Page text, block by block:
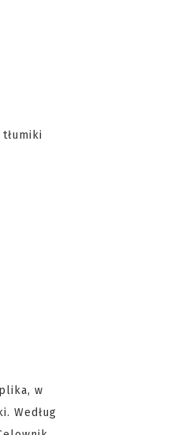
w
Według